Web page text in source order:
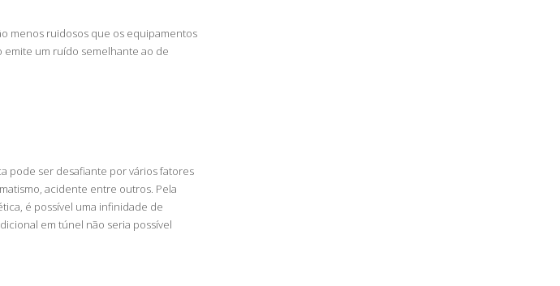
menos ruidosos que os equipamentos
um ruído semelhante ao de
pode ser desafiante por vários fatores
acidente entre outros. Pela
é possível uma infinidade de
em túnel não seria possível